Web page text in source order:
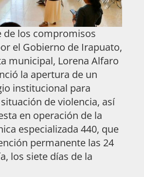
de los compromisos
el Gobierno de Irapuato,
municipal, Lorena Alfaro
la apertura de un
institucional para
de violencia, así
en operación de la
especializada 440, que
permanente las 24
los siete días de la